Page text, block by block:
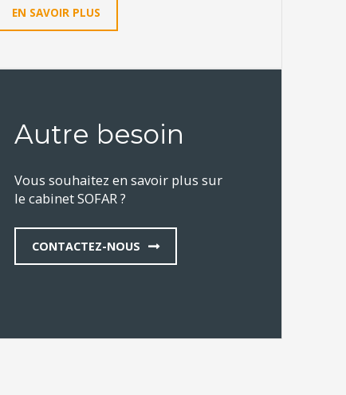
EN SAVOIR PLUS
Autre besoin
Vous souhaitez en savoir plus sur
le cabinet SOFAR ?
CONTACTEZ-NOUS